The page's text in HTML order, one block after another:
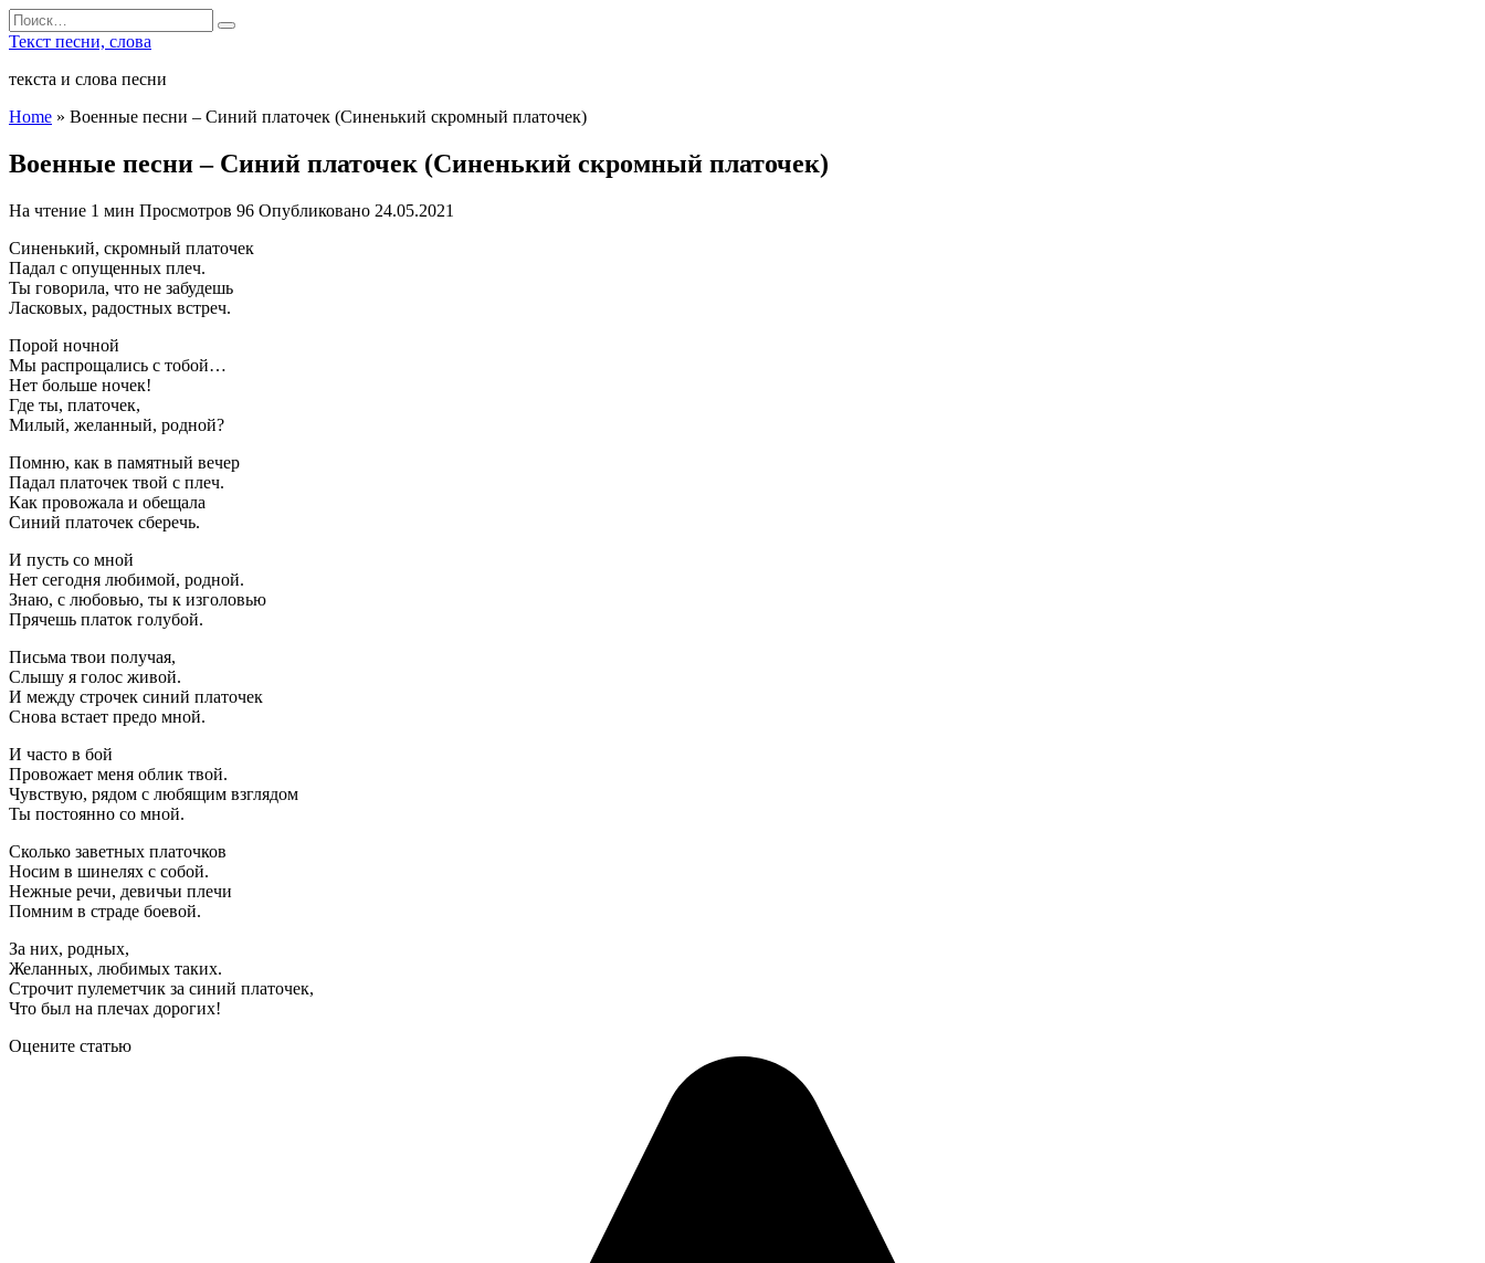
Перейти
к
Search
for:
Текст песни, слова
текста и слова песни
Home » Военные песни – Синий платочек (Синенький скромный платочек)
Военные песни – Синий платочек (Синенький скромный платочек)
На чтение 1 мин Просмотров 96 Опубликовано 24.05.2021
Синенький, скромный платочек
Падал с опущенных плеч.
Ты говорила, что не забудешь
Ласковых, радостных встреч.
Порой ночной
Мы распрощались с тобой…
Нет больше ночек!
Где ты, платочек,
Милый, желанный, родной?
Помню, как в памятный вечер
Падал платочек твой с плеч.
Как провожала и обещала
Синий платочек сберечь.
И пусть со мной
Нет сегодня любимой, родной.
Знаю, с любовью, ты к изголовью
Прячешь платок голубой.
Письма твои получая,
Слышу я голос живой.
И между строчек синий платочек
Снова встает предо мной.
И часто в бой
Провожает меня облик твой.
Чувствую, рядом с любящим взглядом
Ты постоянно со мной.
Сколько заветных платочков
Носим в шинелях с собой.
Нежные речи, девичьи плечи
Помним в страде боевой.
За них, родных,
Желанных, любимых таких.
Строчит пулеметчик за синий платочек,
Что был на плечах дорогих!
Оцените статью